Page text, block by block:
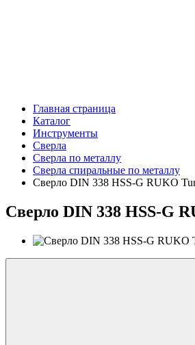
Главная страница
Каталог
Инструменты
Сверла
Сверла по металлу
Сверла спиральные по металлу
Сверло DIN 338 HSS-G RUKO
Сверло DIN 338 HSS-G